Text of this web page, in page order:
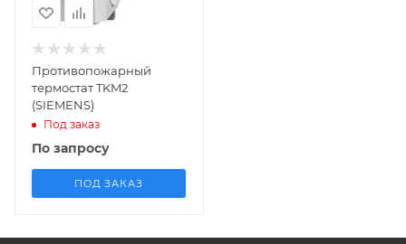
Чешская
Республика
Противопожарный
термостат TKM2
(SIEMENS)
Под заказ
По запросу
ПОД ЗАКАЗ